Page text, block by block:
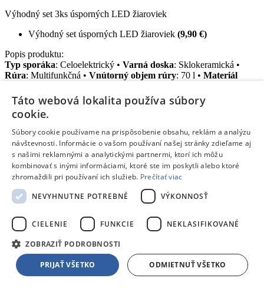
Výhodný set 3ks úsporných LED žiaroviek
Výhodný set úsporných LED žiaroviek (9,90 €)
Popis produktu:
Typ sporáka: Celoelektrický • Varná doska: Sklokeramická •
Rúra: Multifunkčná • Vnútorný objem rúry: 70 l • Materiál
plechoch na pečenie •Rozmery – šírka : 50 cm • Energetická
trieda: A • Funkcie pečenia: Gril, Teplovzdušné pečenie
Zistiť viac o produkte
Slovenská firma
od roku 1987
Vyzdvihnutie
v 3 predajniach
Vrátenie do 14 dní
Nádoby
Formy na pečenie
Kuchynské potreby
Táto webová lokalita používa súbory
cookie.
Súbory cookie používame na prispôsobenie obsahu, reklám a analýzu
návštevnosti. Informácie o vašom používaní našej stránky zdieľame aj
s našimi reklamnými a analytickými partnermi, ktorí ich môžu
kombinovať s inými informáciami, ktoré ste im poskytli alebo ktoré
zhromaždili pri používaní ich služieb. Prečítať viac
NEVYHNUTNE POTREBNÉ
VÝKONNOSŤ
CIELENIE FUNKCIE NEKLASIFIKOVANÉ
ZOBRAZIŤ PODROBNOSTI
PRIJAŤ VŠETKO ODMIETNUŤ VŠETKO